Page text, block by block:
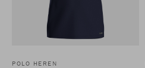
POLO HEREN